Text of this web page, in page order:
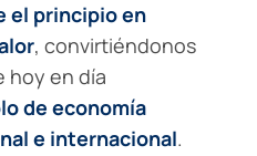
el principio en
, convirtiéndonos
hoy en día
de economía
e internacional.